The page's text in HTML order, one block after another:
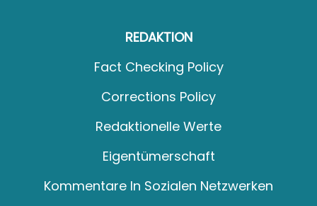
REDAKTION
Fact Checking Policy
Corrections Policy
Redaktionelle Werte
Eigentümerschaft
Kommentare In Sozialen Netzwerken